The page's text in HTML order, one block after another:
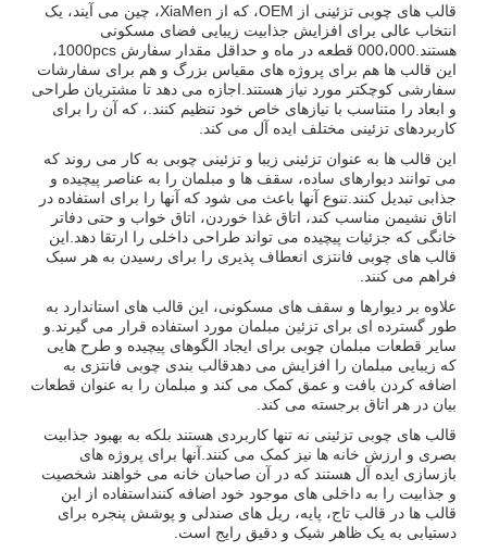
قالب های چوبی تزئینی از OEM، که از XiaMen، چین می آیند، یک
انتخاب عالی برای افزایش جذابیت زیبایی فضای مسکونی
هستند.000،000 قطعه در ماه و حداقل مقدار سفارش 1000pcs،
این قالب ها هم برای پروژه های مقیاس بزرگ و هم برای سفارشات
سفارشی کوچکتر مورد نیاز هستند.اجازه می دهد تا مشتریان طراحی
و ابعاد را متناسب با نیازهای خاص خود تنظیم کنند.، که آن را برای
کاربردهای تزئینی مختلف ایده آل می کند.
این قالب ها به عنوان تزئینی زیبا و تزئینی چوبی به کار می روند که
می توانند دیوارهای ساده، سقف ها و مبلمان را به عناصر پیچیده و
جذابی تبدیل کنند.تنوع آنها باعث می شود که آنها را برای استفاده در
اتاق نشیمن مناسب کند، اتاق غذا خوردن، اتاق خواب و حتی دفاتر
خانگی که جزئیات پیچیده می تواند طراحی داخلی را ارتقا دهد.این
قالب های چوبی فانتزی انعطاف پذیری را برای رسیدن به هر سبک
فراهم می کنند.
علاوه بر دیوارها و سقف های مسکونی، این قالب های استاندارد به
طور گسترده ای برای تزئین مبلمان مورد استفاده قرار می گیرند.و
سایر قطعات مبلمان چوبی برای ایجاد الگوهای پیچیده و طرح هایی
که زیبایی مبلمان را افزایش می دهدقالب بندی چوبی فانتزی به
اضافه کردن بافت و عمق کمک می کند و مبلمان را به عنوان قطعات
بیان در هر اتاق برجسته می کند.
قالب های چوبی تزئینی نه تنها کاربردی هستند بلکه به بهبود جذابیت
بصری و ارزش خانه ها نیز کمک می کنند.آنها برای پروژه های
بازسازی ایده آل هستند که در آن صاحبان خانه می خواهند شخصیت
و جذابیت را به داخلی های موجود خود اضافه کننداستفاده از این
قالب ها در قالب تاج، پایه، ریل های صندلی و پوشش پنجره برای
دستیابی به یک ظاهر شیک و دقیق رایج است.